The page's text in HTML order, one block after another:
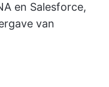
en Salesforce,
van